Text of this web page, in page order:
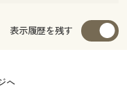
表示履歴を残す
へ